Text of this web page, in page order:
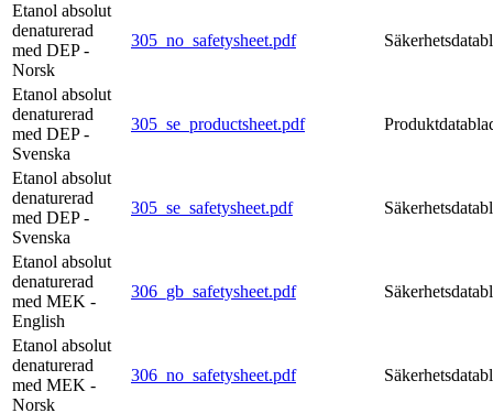
Etanol absolut
denaturerad
med DEP -
Norsk
305_no_safetysheet.pdf
Etanol absolut
denaturerad
med DEP -
Svenska
305_se_productsheet.pdf
Etanol absolut
denaturerad
med DEP -
Svenska
305_se_safetysheet.pdf
Etanol absolut
denaturerad
med MEK -
English
306_gb_safetysheet.pdf
Etanol absolut
denaturerad
med MEK -
Norsk
306_no_safetysheet.pdf